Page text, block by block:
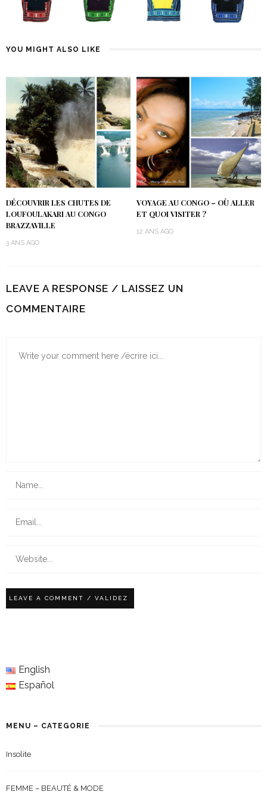
YOU MIGHT ALSO LIKE
DÉCOUVRIR LES CHUTES DE
LOUFOULAKARI AU CONGO
BRAZZAVILLE
3 ANS AGO
VOYAGE AU CONGO – OÙ ALLER
ET QUOI VISITER ?
12 ANS AGO
LEAVE A RESPONSE / LAISSEZ UN
COMMENTAIRE
English
Español
MENU – CATEGORIE
Insolite
FEMME – BEAUTÉ & MODE